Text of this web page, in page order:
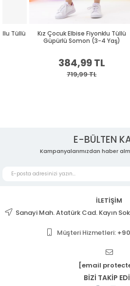
Kız Çocuk Elbise Fiyonklu Tüllü
Güpürlü Somon (3-4 Yaş)
384,99 TL
719,99 TL
Kız
E-BÜLTEN
Kampanyalarımızdan haber
İLETİŞİM
Sanayi Mah. Atatürk Cad. Kayın
Müşteri Hizmetleri:
[email
BİZİ TAKİP